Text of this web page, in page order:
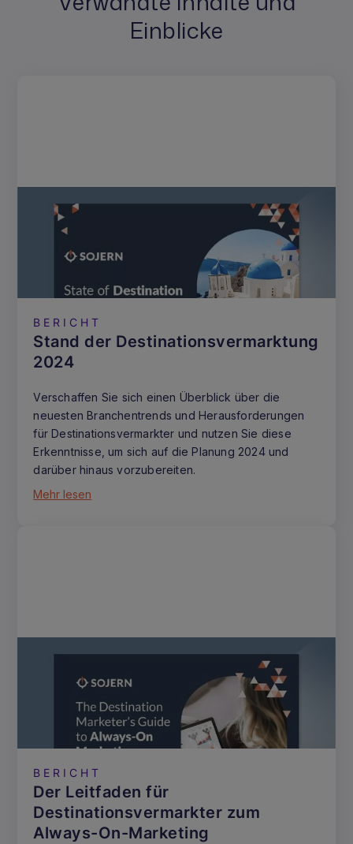
Einblicke
BERICHT
Stand der Destinationsvermarktung
2024
Verschaffen Sie sich einen Überblick über die
neuesten Branchentrends und Herausforderungen
für Destinationsvermarkter und nutzen Sie diese
Erkenntnisse, um sich auf die Planung 2024 und
darüber hinaus vorzubereiten.
Mehr lesen
BERICHT
Der Leitfaden für
Destinationsvermarkter zum
Always-On-Marketing